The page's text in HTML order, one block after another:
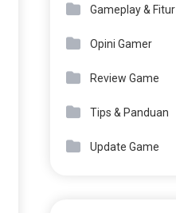
Gameplay & Fitur
Opini Gamer
Review Game
Tips & Panduan
Update Game